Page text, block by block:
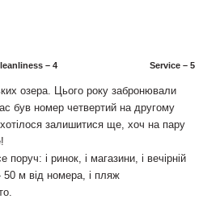
– 4 Service – 5
озера. Цього року забронювали
був номер четвертий на другому
залишитися ще, хоч на пару
і ринок, і магазини, і вечірній
50 м від номера, і пляж